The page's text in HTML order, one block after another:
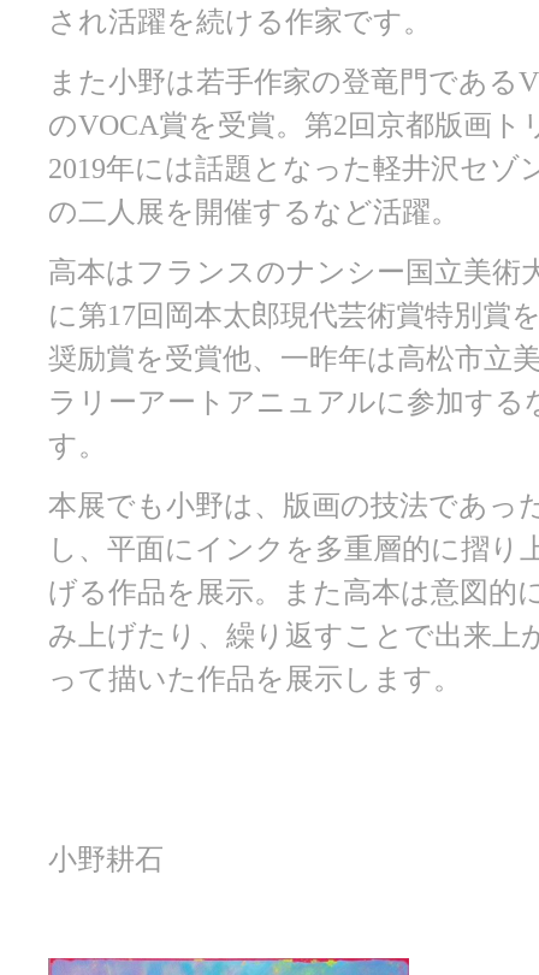
され活躍を続ける作家です。
また小野は若手作家の登竜門である
のVOCA賞を受賞。第2回京都版画
2019年には話題となった軽井沢セゾ
の二人展を開催するなど活躍。
高本はフランスのナンシー国立美術
に第17回岡本太郎現代芸術賞特別賞
奨励賞を受賞他、一昨年は高松市立
ラリーアートアニュアルに参加する
す。
本展でも小野は、版画の技法であっ
し、平面にインクを多重層的に摺り
げる作品を展示。また高本は意図的
み上げたり、繰り返すことで出来上
って描いた作品を展示します。
小野耕石